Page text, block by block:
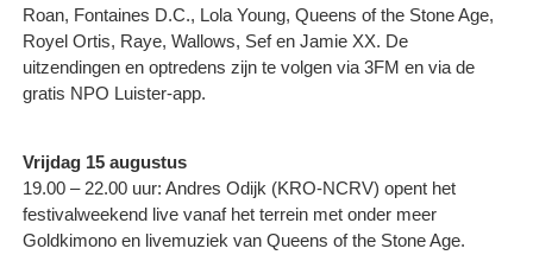
Roan, Fontaines D.C., Lola Young, Queens of the Stone Age,
Royel Ortis, Raye, Wallows, Sef en Jamie XX. De
uitzendingen en optredens zijn te volgen via 3FM en via de
gratis NPO Luister-app.
Vrijdag 15 augustus
19.00 – 22.00 uur: Andres Odijk (KRO-NCRV) opent het
festivalweekend live vanaf het terrein met onder meer
Goldkimono en livemuziek van Queens of the Stone Age.